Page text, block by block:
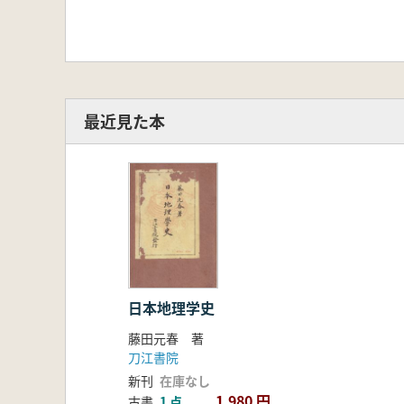
最近見た本
日本地理学史
藤田元春 著
刀江書院
新刊 在庫なし